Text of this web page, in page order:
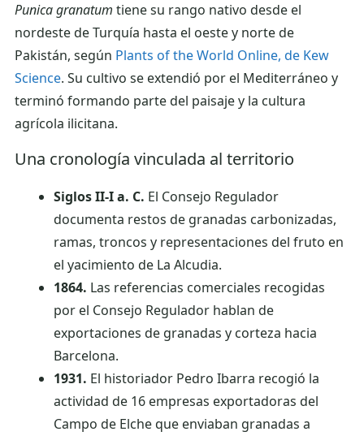
Punica granatum tiene su rango nativo desde el
nordeste de Turquía hasta el oeste y norte de
Pakistán, según Plants of the World Online, de Kew
Science. Su cultivo se extendió por el Mediterráneo y
terminó formando parte del paisaje y la cultura
agrícola ilicitana.
Una cronología vinculada al territorio
Siglos II-I a. C. El Consejo Regulador
documenta restos de granadas carbonizadas,
ramas, troncos y representaciones del fruto en
el yacimiento de La Alcudia.
1864. Las referencias comerciales recogidas
por el Consejo Regulador hablan de
exportaciones de granadas y corteza hacia
Barcelona.
1931. El historiador Pedro Ibarra recogió la
actividad de 16 empresas exportadoras del
Campo de Elche que enviaban granadas a